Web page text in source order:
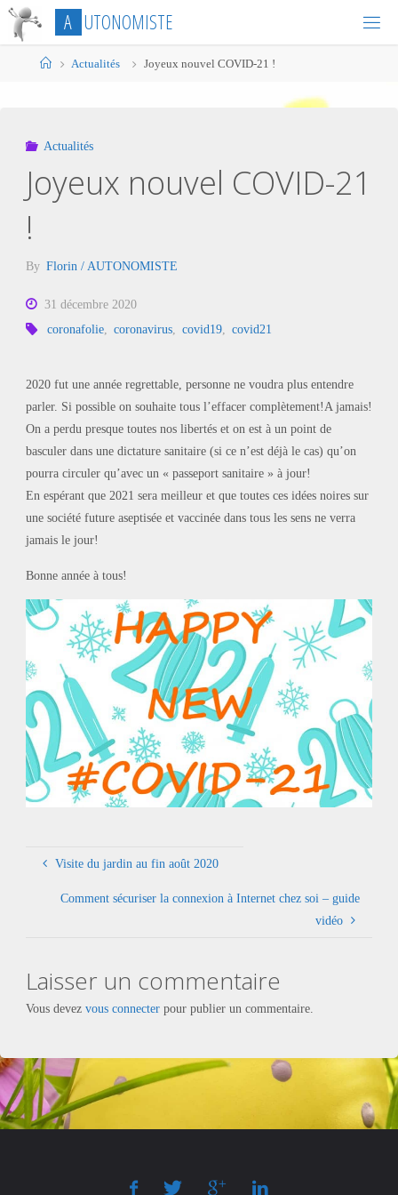
Skip
A UTONOMISTE
HomeActualités Joyeux nouvel COVID-21 !
Actualités
Joyeux nouvel COVID-21
!
By Florin / AUTONOMISTE
31 décembre 2020
coronafolie, coronavirus, covid19, covid21
2020 fut une année regrettable, personne ne voudra plus entendre
parler. Si possible on souhaite tous l’effacer complètement!A jamais!
On a perdu presque toutes nos libertés et on est à un point de
basculer dans une dictature sanitaire (si ce n’est déjà le cas) qu’on
pourra circuler qu’avec un « passeport sanitaire » à jour!
En espérant que 2021 sera meilleur et que toutes ces idées noires sur
une société future aseptisée et vaccinée dans tous les sens ne verra
jamais le jour!
Bonne année à tous!
Visite du jardin au fin août 2020
Comment sécuriser la connexion à Internet chez soi – guide
vidéo
Laisser un commentaire
Vous devez vous connecterpour publier un commentaire.